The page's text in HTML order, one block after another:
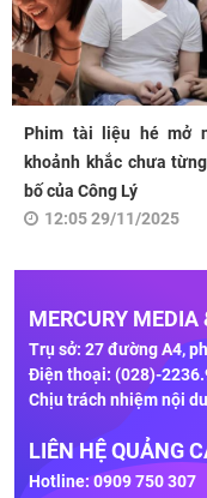
Phim tài liệu hé mở
khoảnh khắc chưa
bố của Công Lý
12:05 29/11/2025
MERCURY MEDIA
Trụ sở: 27 đường A4,
Điện thoại: (028)-
Chịu trách nhiệm nội
LIÊN HỆ QUẢNG
Hotline: 0909 750 307